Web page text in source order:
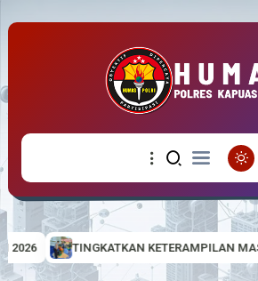
KETERAMPILAN MASYARAKAT, POLSEK